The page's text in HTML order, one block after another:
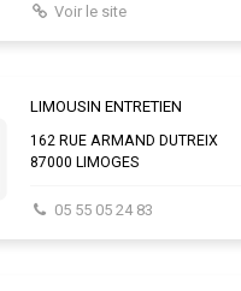
Voir le site
LIMOUSIN ENTRETIEN
162 RUE ARMAND DUTREIX
87000 LIMOGES
05 55 05 24 83